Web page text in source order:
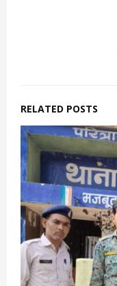
RELATED POSTS